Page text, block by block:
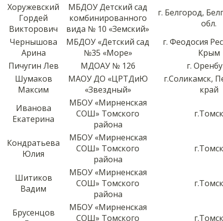
Хоружевский
Гордей
Викторович
МБДОУ Детский сад
комбинированного
вида № 10 «Земский»
г. Белгород,
обл.
Чернышова
Арина
МБДОУ «Детский сад
№35 «Море»
г. Феодосия
Крым
Пичугин Лев
МДОАУ № 126
г.
Шумаков
Максим
МАОУ ДО «ЦРТДиЮ
«Звездный»
г.Соликамск,
край
Иванова
Екатерина
МБОУ «Мирненская
СОШ» Томского
района
г.Томск
Кондратьева
Юлия
МБОУ «Мирненская
СОШ» Томского
района
г.Томск
Шитиков
Вадим
МБОУ «Мирненская
СОШ» Томского
района
г.Томск
Брусенцов
МБОУ «Мирненская
СОШ» Томского
г.Томск